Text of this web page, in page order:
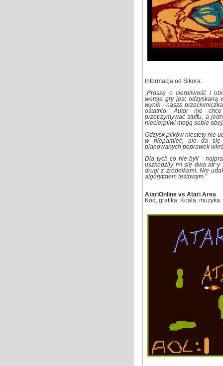
Informacja od Sikora:
„Proszę o cierpliwość i
wersja gry jest odzyskaną
wynik - nasza
ostatnio. Autor nie
przetrzymywać stuffu, a
niecierpliwi mogą sobie
Odzysk plików niestety nie
w niepamięć, ale da
planowanych poprawek
Dla tych co nie byli -
uszkodziły mi się dwa atr-
drugi z źródełkami. Nie
algorytmem testowym.”
AtariOnline vs Atari Area
Kod, grafika: Koala, muzyka: